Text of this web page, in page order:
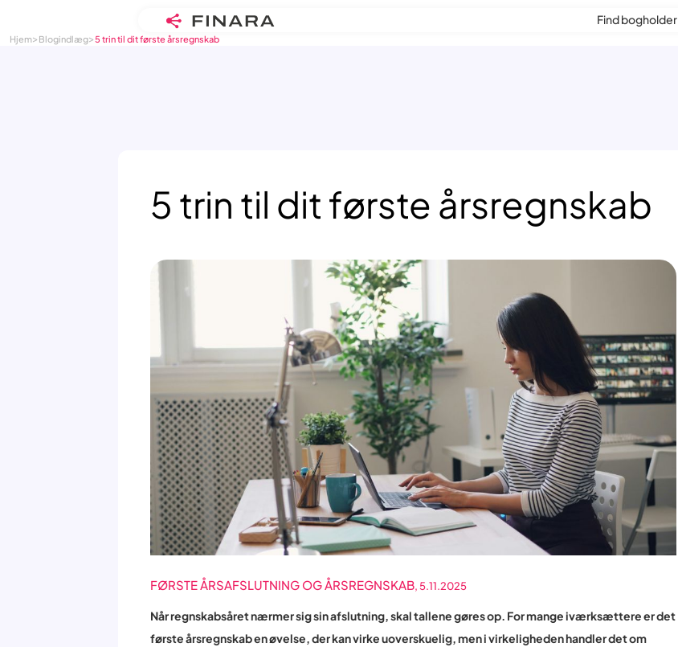
Skip
Find bogholder
Hjem> Blogindlæg>5 trin til dit første årsregnskab
5 trin til dit første årsregnskab
FØRSTE ÅRSAFSLUTNING OG ÅRSREGNSKAB, 5.11.2025
Når regnskabsåret nærmer sig sin afslutning, skal tallene gøres op. For mange iværksættere er det
første årsregnskab en øvelse, der kan virke uoverskuelig, men i virkeligheden handler det om